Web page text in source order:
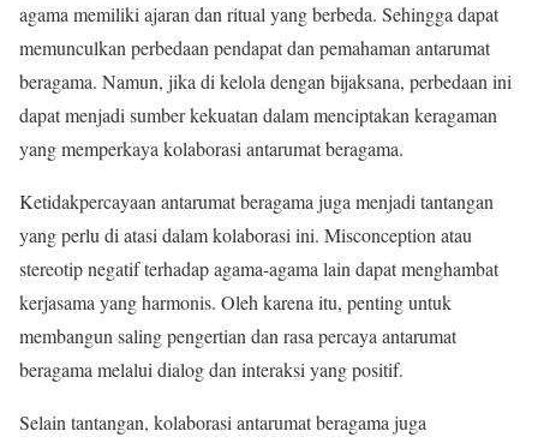
agama memiliki ajaran dan ritual yang berbeda. Sehingga dapat
memunculkan perbedaan pendapat dan pemahaman antarumat
beragama. Namun, jika di kelola dengan bijaksana, perbedaan ini
dapat menjadi sumber kekuatan dalam menciptakan keragaman
yang memperkaya kolaborasi antarumat beragama.
Ketidakpercayaan antarumat beragama juga menjadi tantangan
yang perlu di atasi dalam kolaborasi ini. Misconception atau
stereotip negatif terhadap agama-agama lain dapat menghambat
kerjasama yang harmonis. Oleh karena itu, penting untuk
membangun saling pengertian dan rasa percaya antarumat
beragama melalui dialog dan interaksi yang positif.
Selain tantangan, kolaborasi antarumat beragama juga